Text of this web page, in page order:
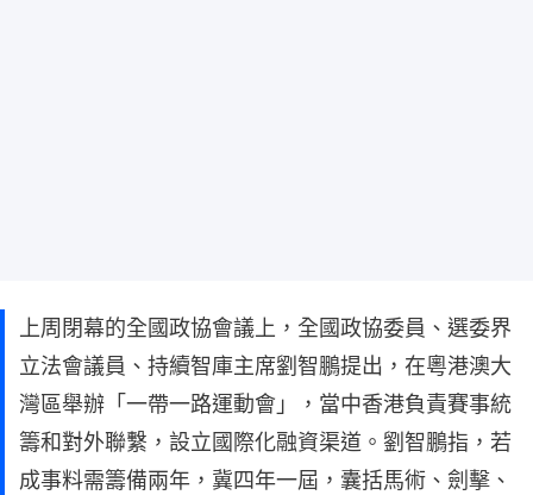
上周閉幕的全國政協會議上，全國政協委員、選委界
立法會議員、持續智庫主席劉智鵬提出，在粵港澳大
灣區舉辦「一帶一路運動會」，當中香港負責賽事統
籌和對外聯繫，設立國際化融資渠道。劉智鵬指，若
成事料需籌備兩年，冀四年一屆，囊括馬術、劍擊、